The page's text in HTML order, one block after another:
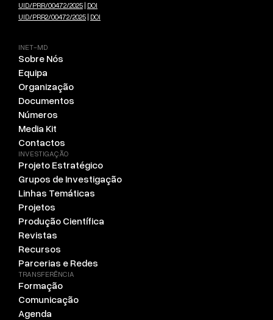
UID/PRR/00472/2025 | DOI
UID/PRR2/00472/2025 | DOI
INET-MD
Sobre Nós
Equipa
Organização
Documentos
Números
Media Kit
Contactos
INVESTIGAÇÃO
Projeto Estratégico
Grupos de Investigação
Linhas Temáticas
Projetos
Produção Científica
Revistas
Recursos
Parcerias e Redes
TRANSFERÊNCIA
Formação
Comunicação
Agenda